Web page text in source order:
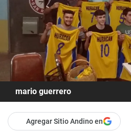
mario guerrero
Agregar Sitio Andino en